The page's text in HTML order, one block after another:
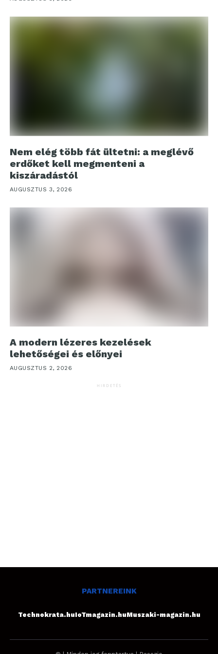
Nem elég több fát ültetni: a meglévő
erdőket kell megmenteni a
kiszáradástól
AUGUSZTUS 3, 2026
A modern lézeres kezelések
lehetőségei és előnyei
AUGUSZTUS 2, 2026
HIRDETÉS
PARTNEREINK
Technokrata.huIoTmagazin.huMuszaki-magazin.hu